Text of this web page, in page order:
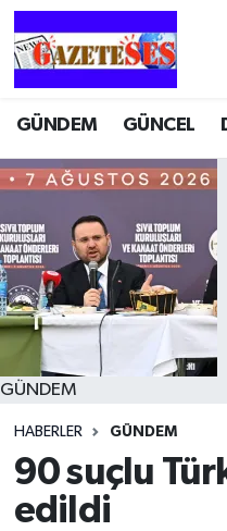
GÜNDEM GÜNCEL
GÜNDEM
HABERLER GÜNDEM
90 suçlu
edildi